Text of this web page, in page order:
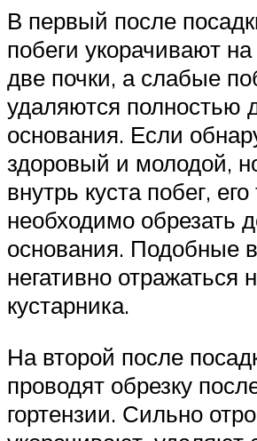
В первый после
побеги укорачивают
две почки, а слабые
удаляются полностью
основания. Если
здоровый и молодой,
внутрь куста побег,
необходимо обрезать
основания. Подобные
негативно отражаться
кустарника.
На второй после
проводят обрезку
гортензии. Сильно